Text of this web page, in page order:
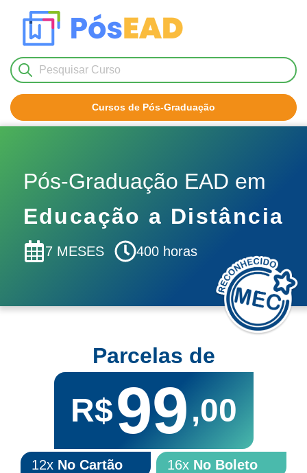
Cursos de Pós-Graduação
Pós-Graduação EAD em
Educação a Distância
7 MESES 400 horas
Parcelas de
R$99,00
12x No Cartão 16x No Boleto